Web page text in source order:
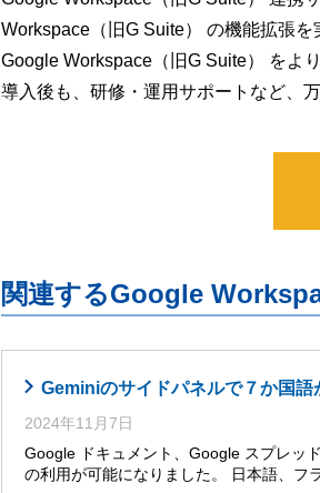
Workspace（旧G Suite） の機能拡張を
Google Workspace（旧G Suite） をよ
導入後も、研修・運用サポートなど、
関連するGoogle
Geminiのサイドパネルで７か国語
2024年11月7日
Google ドキュメント、Google スプレッ
の利用が可能になりました。 日本語、フ